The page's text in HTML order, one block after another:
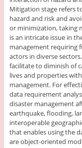
Mitigation stage refers
hazard and risk and
or minimization, taking
is an intricate issue in
management requiring
actors in diverse
facilitate to diminish of
lives and properties
management. For
data requirement
disaster management
earthquake, flooding,
interoperable
that enables using the
are object-oriented